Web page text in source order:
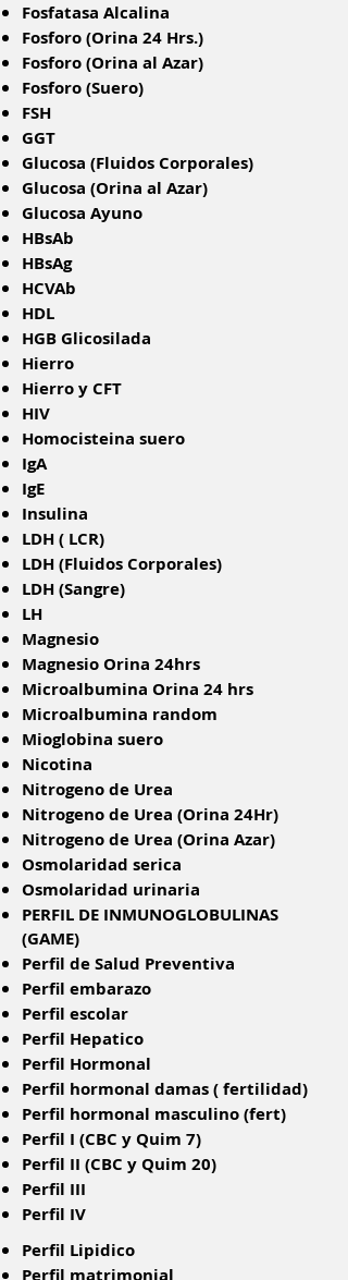
Fosfatasa Alcalina
Fosforo (Orina 24 Hrs.)
Fosforo (Orina al Azar)
Fosforo (Suero)
FSH
GGT
Glucosa (Fluidos Corporales)
Glucosa (Orina al Azar)
Glucosa Ayuno
HBsAb
HBsAg
HCVAb
HDL
HGB Glicosilada
Hierro
Hierro y CFT
HIV
Homocisteina suero
IgA
IgE
Insulina
LDH ( LCR)
LDH (Fluidos Corporales)
LDH (Sangre)
LH
Magnesio
Magnesio Orina 24hrs
Microalbumina Orina 24 hrs
Microalbumina random
Mioglobina suero
Nicotina
Nitrogeno de Urea
Nitrogeno de Urea (Orina 24Hr)
Nitrogeno de Urea (Orina Azar)
Osmolaridad serica
Osmolaridad urinaria
PERFIL DE INMUNOGLOBULINAS
(GAME)
Perfil de Salud Preventiva
Perfil embarazo
Perfil escolar
Perfil Hepatico
Perfil Hormonal
Perfil hormonal damas ( fertilidad)
Perfil hormonal masculino (fert)
Perfil I (CBC y Quim 7)
Perfil II (CBC y Quim 20)
Perfil III
Perfil IV
Perfil Lipidico
Perfil matrimonial